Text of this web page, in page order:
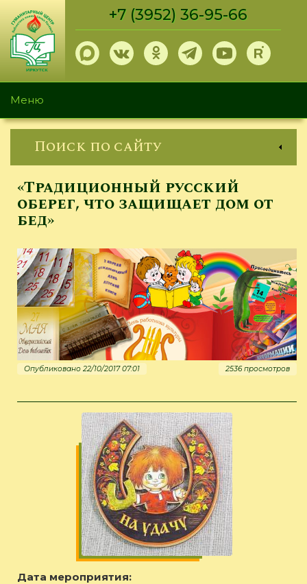
Перейти
основному
содержанию
+7 (3952) 36-95-66
Меню
Поиск по сайту
«Традиционный русский
оберег, что защищает дом от
бед»
Опубликовано 22/10/2017 07:01 2536 просмотров
Дата мероприятия: